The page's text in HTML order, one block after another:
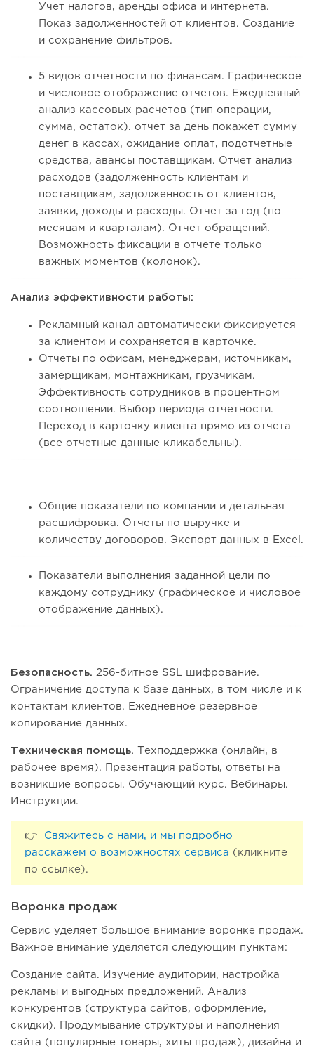
Учет налогов, аренды офиса и интернета.
Показ задолженностей от клиентов. Создание
и сохранение фильтров.
5 видов отчетности по финансам. Графическое
и числовое отображение отчетов. Ежедневный
анализ кассовых расчетов (тип операции,
сумма, остаток). отчет за день покажет сумму
денег в кассах, ожидание оплат, подотчетные
средства, авансы поставщикам. Отчет анализ
расходов (задолженность клиентам и
поставщикам, задолженность от клиентов,
заявки, доходы и расходы. Отчет за год (по
месяцам и кварталам). Отчет обращений.
Возможность фиксации в отчете только
важных моментов (колонок).
Анализ эффективности работы:
Рекламный канал автоматически фиксируется
за клиентом и сохраняется в карточке.
Отчеты по офисам, менеджерам, источникам,
замерщикам, монтажникам, грузчикам.
Эффективность сотрудников в процентном
соотношении. Выбор периода отчетности.
Переход в карточку клиента прямо из отчета
(все отчетные данные кликабельны).
Общие показатели по компании и детальная
расшифровка. Отчеты по выручке и
количеству договоров. Экспорт данных в Excel.
Показатели выполнения заданной цели по
каждому сотруднику (графическое и числовое
отображение данных).
Безопасность. 256-битное SSL шифрование.
Ограничение доступа к базе данных, в том числе и к
контактам клиентов. Ежедневное резервное
копирование данных.
Техническая помощь.
Техподдержка (онлайн, в
рабочее время). Презентация работы, ответы на
возникшие вопросы. Обучающий курс. Вебинары.
Инструкции.
👉 Свяжитесь с нами, и мы подробно
расскажем о возможностях сервиса (кликните
по ссылке).
Воронка продаж
Сервис уделяет большое внимание воронке продаж.
Важное внимание уделяется следующим пунктам:
Создание сайта. Изучение аудитории, настройка
рекламы и выгодных предложений. Анализ
конкурентов (структура сайтов, оформление,
скидки). Продумывание структуры и наполнения
сайта (популярные товары, хиты продаж), дизайна и